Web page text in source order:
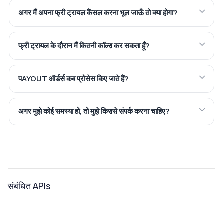
अगर मैं अपना फ्री ट्रायल कैंसल करना भूल जाऊँ तो क्या होगा?
फ्री ट्रायल के दौरान मैं कितनी कॉल्स कर सकता हूँ?
पAYOUT ऑर्डर्स कब प्रोसेस किए जाते हैं?
अगर मुझे कोई समस्या हो, तो मुझे किससे संपर्क करना चाहिए?
संबंधित APIs